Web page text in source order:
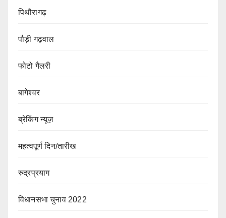
पिथौरागढ़
पौड़ी गढ़वाल
फोटो गैलरी
बागेश्वर
ब्रेकिंग न्यूज़
महत्वपूर्ण दिन/तारीख
रुद्रप्रयाग
विधानसभा चुनाव 2022